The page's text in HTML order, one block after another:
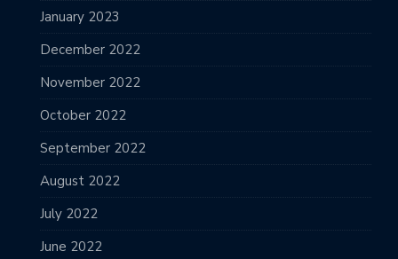
January 2023
December 2022
November 2022
October 2022
September 2022
August 2022
July 2022
June 2022